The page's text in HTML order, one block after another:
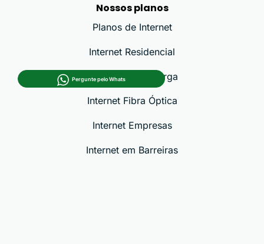
Pergunte pelo Whats
Nossos planos
Planos de Internet
Internet Residencial
Internet Banda Larga
Internet Fibra Óptica
Internet Empresas
Internet em Barreiras